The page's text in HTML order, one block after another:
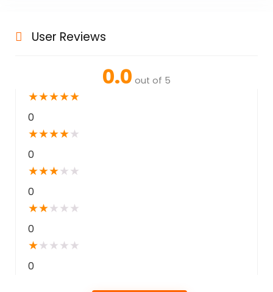
User Reviews
0.0 out of 5
★★★★★
0
★★★★★
0
★★★★ ★
0
★★★ ★ ★
0
★★ ★ ★ ★
0